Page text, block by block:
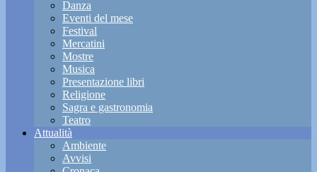
Danza
Eventi del mese
Festival
Mercatini
Mostre
Musica
Presentazione libri
Religione
Sagra e gastronomia
Teatro
Attualità
Ambiente
Avvisi